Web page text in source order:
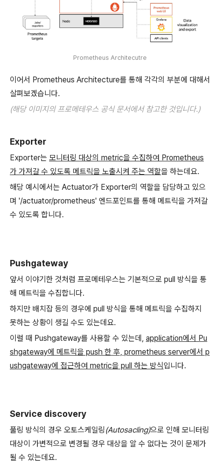
Prometheus Architecutre
이어서 Prometheus Architecture를 통해 각각의 부분에 대해서
살펴보겠습니다.
(해당 이미지의 프로메테우스 공식 문서에서 참고한 것입니다.)
Exporter
Exporter는 모니터링 대상의 metric을 수집하여 Prometheus
가 가져갈 수 있도록 메트릭을 노출시켜 주는 역할을 하는데요.
해당 예시에서는 Actuator가 Exporter의 역할을 담당하고 있으
며 '/actuator/prometheus' 엔드포인트를 통해 메트릭을 가져갈
수 있도록 합니다.
Pushgateway
앞서 이야기한 것처럼 프로메테우스는 기본적으로 pull 방식을 통
해 메트릭을 수집합니다.
하지만 배치잡 등의 경우에 pull 방식을 통해 메트릭을 수집하지
못하는 상황이 생길 수도 있는데요.
이럴 때 Pushgateway를 사용할 수 있는데, application에서 Pu
shgateway에 메트릭을 push 한 후, prometheus server에서 p
ushgateway에 접근하여 metric을 pull 하는 방식입니다.
Service discovery
풀링 방식의 경우 오토스케일링 (Autosacling)으로 인해 모니터링
대상이 가변적으로 변경될 경우 대상을 알 수 없다는 것이 문제가
될 수 있는데요.